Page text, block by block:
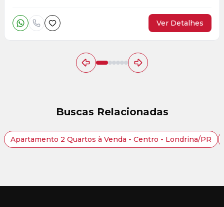
Ver Detalhes
Buscas Relacionadas
Apartamento 2 Quartos à Venda - Centro - Londrina/PR